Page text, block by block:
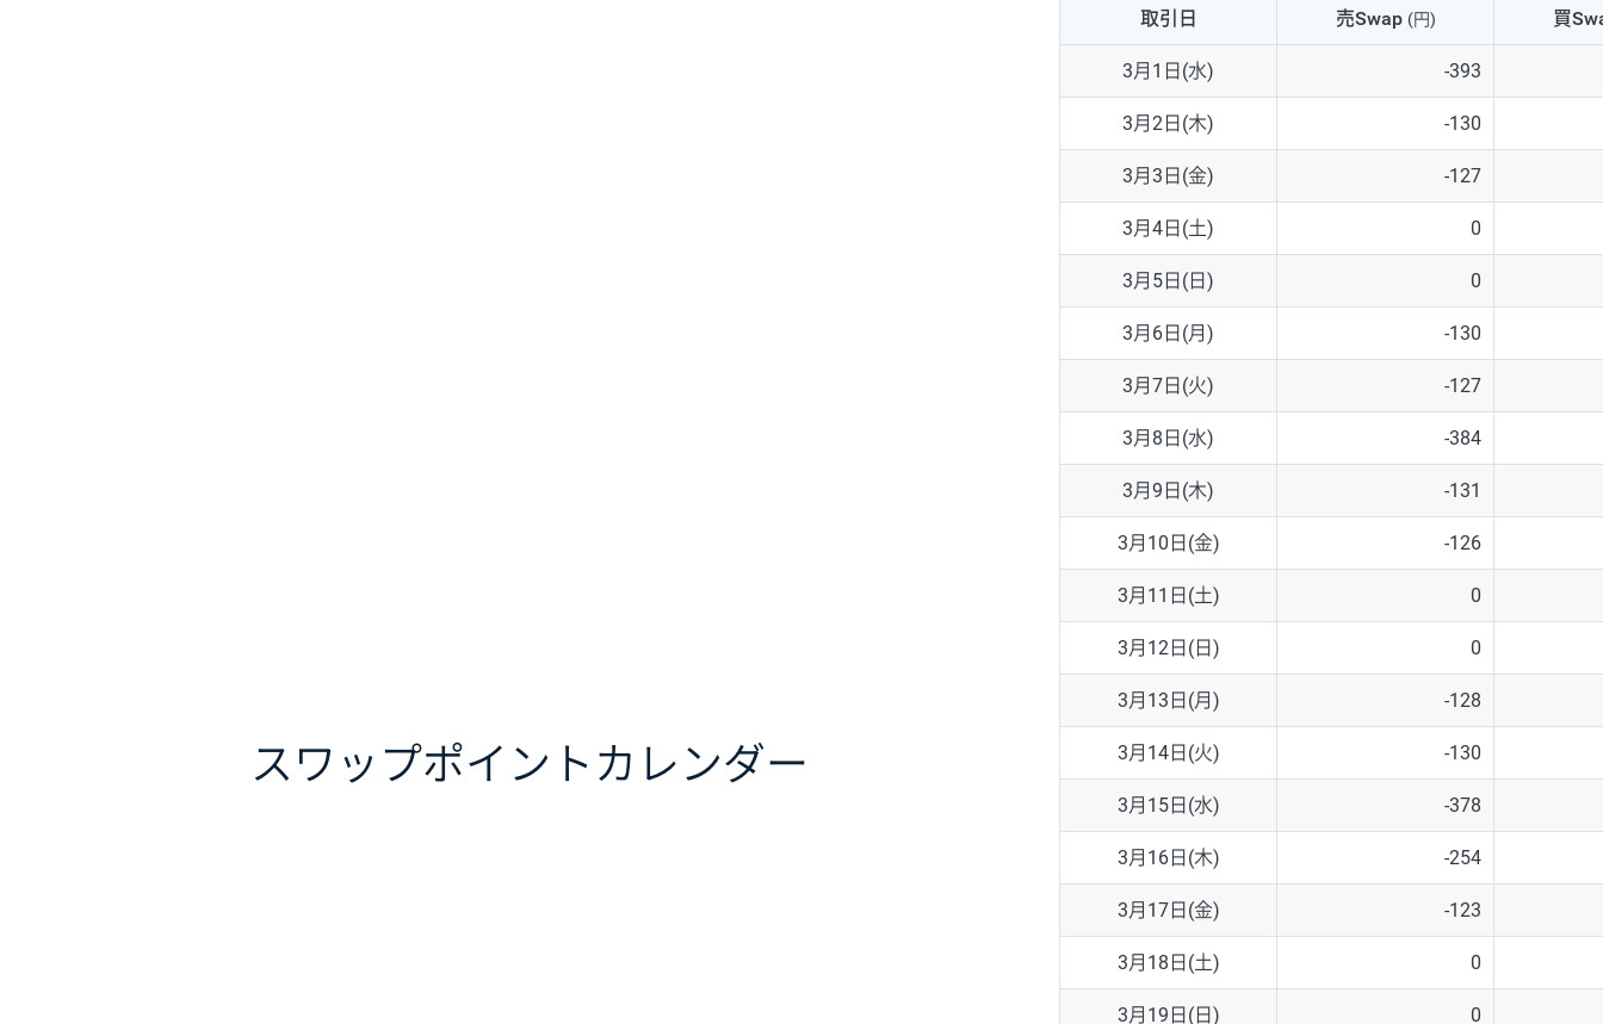
スワップポイント カレンダー
AUD/USD
NZD/USD 41円
EUR/GBP 71円
EUR/AUD 103円
GBP/AUD 43円
AUD/NZD 66円
EUR/CHF 111円
GBP/CHF 220円
USD/CHF 160円
※2026/6/30の当社のスワップポイントおよび、同日の為替レートに
※取引証拠金は同日の当社為替レート（ニューヨーククローズ・MIDレ
※ハンガリーフォリント/円と南アフリカランド/円とメキシコペソ/
取引日 売Swap (円) 買
3月1日(水) -393
3月2日(木) -130
3月3日(金) -127
3月4日(土) 0
3月5日(日) 0
3月6日(月) -130
3月7日(火) -127
3月8日(水) -384
3月9日(木) -131
3月10日(金) -126
3月11日(土) 0
3月12日(日) 0
3月13日(月) -128
3月14日(火) -130
3月15日(水) -378
3月16日(木) -254
3月17日(金) -123
3月18日(土) 0
3月19日(日) 0